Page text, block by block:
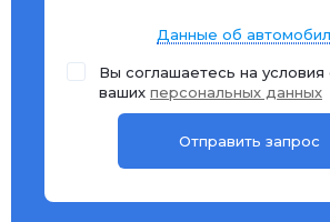
Данные об
Вы соглашаетесь на условия
ваших персональных данных